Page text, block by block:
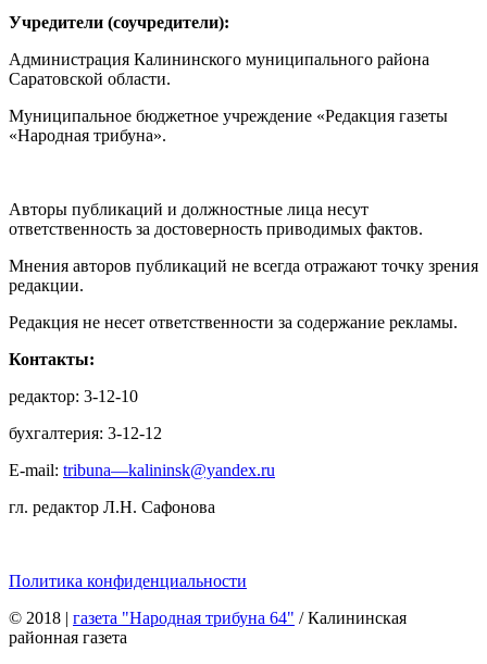
Учредители (соучредители):
Администрация Калининского муниципального района
Саратовской области.
Муниципальное бюджетное учреждение «Редакция газеты
«Народная трибуна».
Авторы публикаций и должностные лица несут
ответственность за достоверность приводимых фактов.
Мнения авторов публикаций не всегда отражают точку зрения
редакции.
Редакция не несет ответственности за содержание рекламы.
Контакты:
редактор: 3-12-10
бухгалтерия: 3-12-12
E-mail: tribuna—kalininsk@yandex.ru
гл. редактор Л.Н. Сафонова
Политика конфиденциальности
© 2018
газета "Народная трибуна 64" / Калининская
районная газета